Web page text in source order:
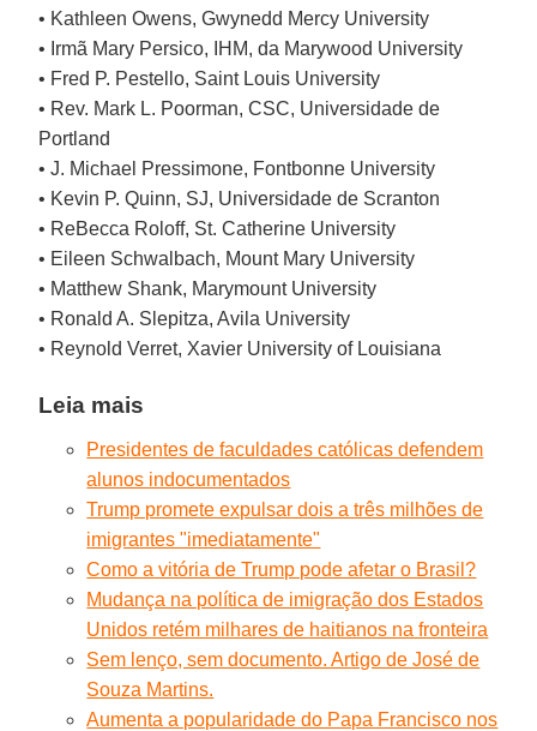
• Kathleen Owens, Gwynedd Mercy University
• Irmã Mary Persico, IHM, da Marywood University
• Fred P. Pestello, Saint Louis University
• Rev. Mark L. Poorman, CSC, Universidade de
Portland
• J. Michael Pressimone, Fontbonne University
• Kevin P. Quinn, SJ, Universidade de Scranton
• ReBecca Roloff, St. Catherine University
• Eileen Schwalbach, Mount Mary University
• Matthew Shank, Marymount University
• Ronald A. Slepitza, Avila University
• Reynold Verret, Xavier University of Louisiana
Leia mais
Presidentes de faculdades católicas defendem
alunos indocumentados
Trump promete expulsar dois a três milhões de
imigrantes "imediatamente"
Como a vitória de Trump pode afetar o Brasil?
Mudança na política de imigração dos Estados
Unidos retém milhares de haitianos na fronteira
Sem lenço, sem documento. Artigo de José de
Souza Martins.
Aumenta a popularidade do Papa Francisco nos